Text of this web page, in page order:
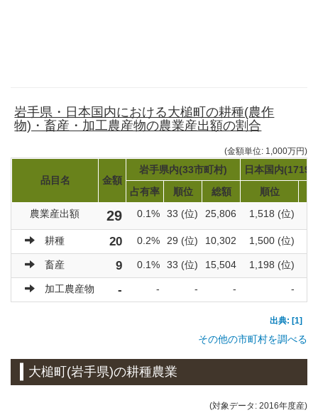
岩手県・日本国内における大槌町の耕種(農作
物)・畜産・加工農産物の農業産出額の割合
(金額単位: 1,000万円)
品目名 金額
岩手県内(33市町村)
日本国内(1719
占有率
順位 総額 順位
農業産出額
29 0.1% 33 (位) 25,806 1,518 (位)
耕種 20 0.2% 29 (位) 10,302 1,500 (位)
畜産 9 0.1% 33 (位) 15,504 1,198 (位)
加工農産物 - - - - -
出典: [1]
その他の市町村を調べる
大槌町(岩手県)の耕種農業
(対象データ: 2016年度産)